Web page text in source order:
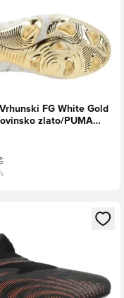
FG White Gold
zlato/PUMA
prijavo ali vpis kot član